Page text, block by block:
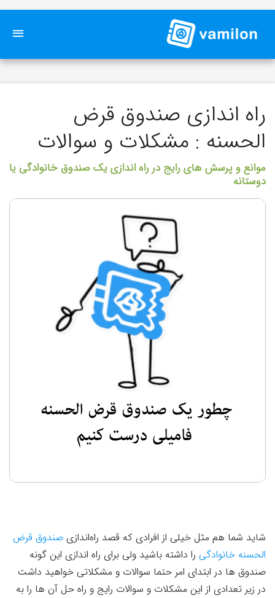
راه اندازی صندوق قرض
الحسنه : مشکلات و سوالات
موانع و پرسش های رایج در راه اندازی یک صندوق خانوادگی یا
دوستانه
شاید شما هم مثل خیلی از افرادی که قصد راه‌اندازی صندوق قرض
الحسنه خانوادگی را داشته باشید ولی برای راه اندازی این گونه
صندوق ها در ابتدای امر حتما سوالات و مشکلاتی خواهید داشت
در زیر تعدادی از این مشکلات و سوالات رایج و راه حل آن ها را به